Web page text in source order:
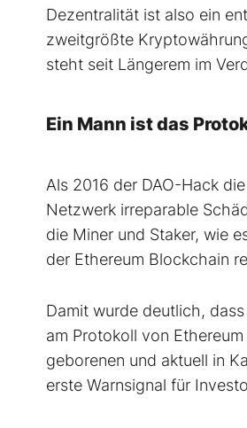
Dezentralität ist also ein
zweitgrößte
steht seit Längerem im
Ein Mann ist das
Als 2016 der DAO-Hack
Netzwerk irreparable
die Miner und Staker, wie
der Ethereum Blockchain
Damit wurde deutlich,
am Protokoll von
geborenen und aktuell in
erste Warnsignal für